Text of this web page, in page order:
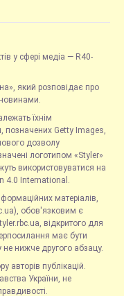
у сфері медіа — R40-
який розповідає про
їхнім
позначених Getty Images,
дозволу
логотипом «Styler»
використовуватися на
4.0 International.
матеріалів,
обов'язковим є
відкритого для
має бути
не нижче другого абзацу.
авторів публікацій.
України, не